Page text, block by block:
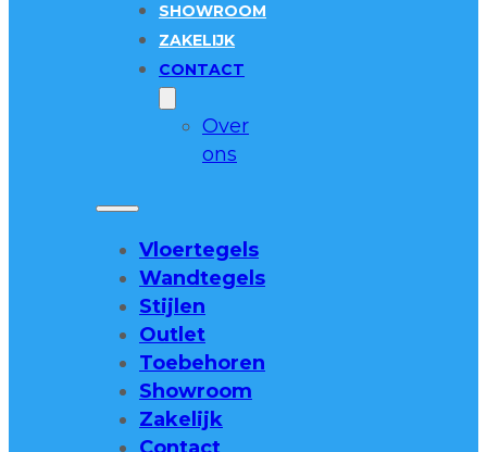
SHOWROOM
ZAKELIJK
CONTACT
Over
ons
Vloertegels
Wandtegels
Stijlen
Outlet
Toebehoren
Showroom
Zakelijk